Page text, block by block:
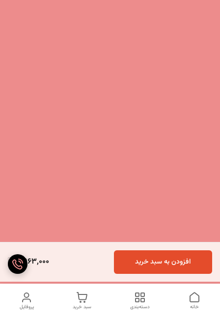
9,963,000 افزودن به سبد خرید
پروفایل سبد خرید دسته‌بندی خانه